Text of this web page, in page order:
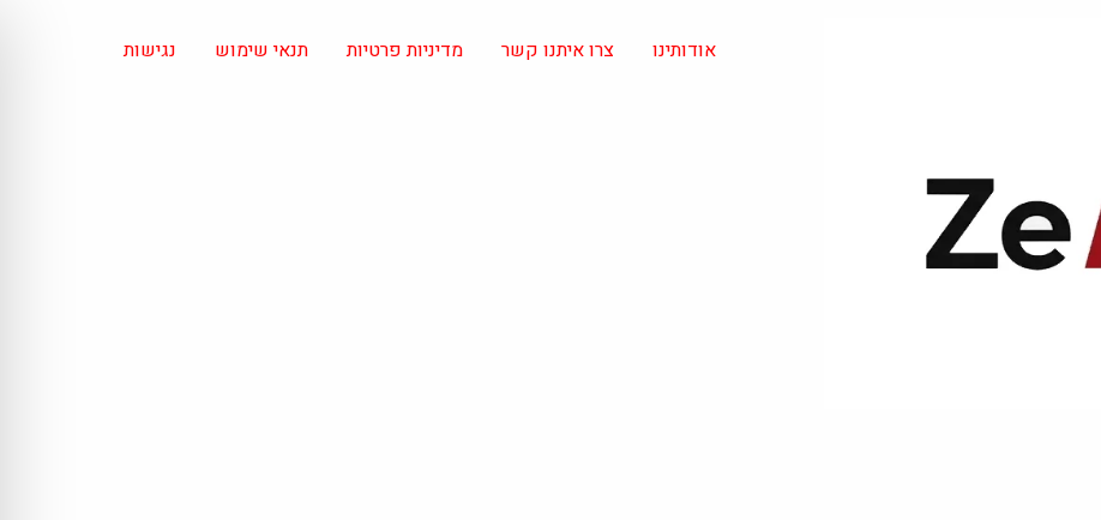
אודותינו צרו איתנו קשר מדיניות פרטיות תנאי שימוש נגישות